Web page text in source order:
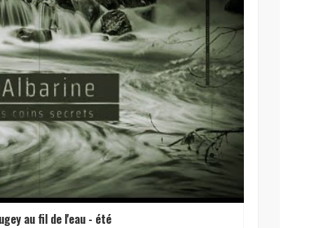
au fil de l'eau - été